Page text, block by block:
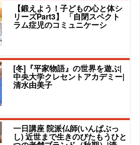
【鍛えよう！子どもの心と体シ
リーズPart3】 「自閉スペクト
ラム症児のコミュニケーシ
[冬]『平家物語』の世界を遊ぶ|
中央大学クレセントアカデミー|
清水由美子
一日講座 院派仏師(いんぱぶっ
し) 近世まで生きのびたもうひと